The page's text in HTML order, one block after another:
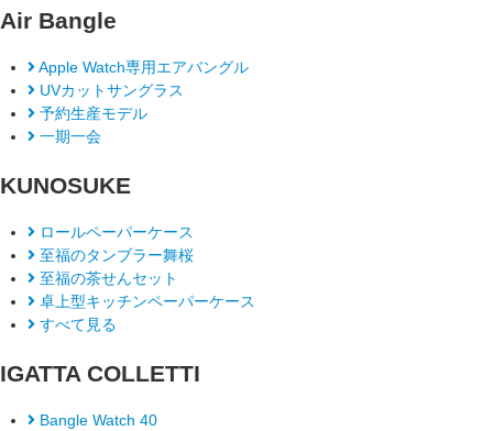
Air Bangle
Apple Watch専用エアバングル
UVカットサングラス
予約生産モデル
一期一会
KUNOSUKE
ロールペーパーケース
至福のタンブラー舞桜
至福の茶せんセット
卓上型キッチンペーパーケース
すべて見る
IGATTA COLLETTI
Bangle Watch 40